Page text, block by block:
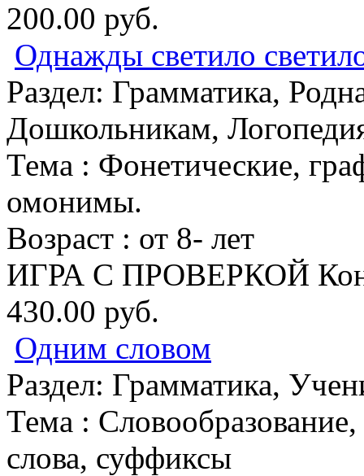
200.00 руб.
Однажды светило
Раздел: Грамматика,
Дошкольникам,
Тема : Фонетические,
омонимы.
Возраст : от 8- лет
ИГРА С ПРОВЕРКОЙ
430.00 руб.
Одним словом
Раздел: Грамматика,
Тема :
слова, суффиксы